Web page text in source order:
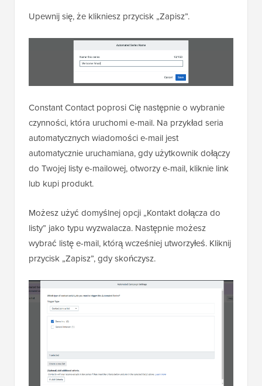
Upewnij się, że klikniesz przycisk „Zapisz”.
Constant Contact poprosi Cię następnie o wybranie
czynności, która uruchomi e-mail. Na przykład seria
automatycznych wiadomości e-mail jest
automatycznie uruchamiana, gdy użytkownik dołączy
do Twojej listy e-mailowej, otworzy e-mail, kliknie link
lub kupi produkt.
Możesz użyć domyślnej opcji „Kontakt dołącza do
listy” jako typu wyzwalacza. Następnie możesz
wybrać listę e-mail, którą wcześniej utworzyłeś. Kliknij
przycisk „Zapisz”, gdy skończysz.